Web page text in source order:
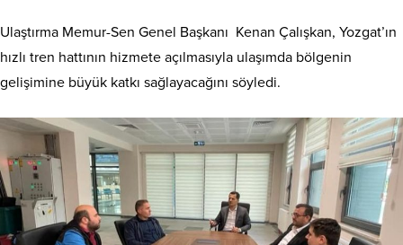
Ulaştırma Memur-Sen Genel Başkanı Kenan Çalışkan, Yozgat’ın
hızlı tren hattının hizmete açılmasıyla ulaşımda bölgenin
gelişimine büyük katkı sağlayacağını söyledi.